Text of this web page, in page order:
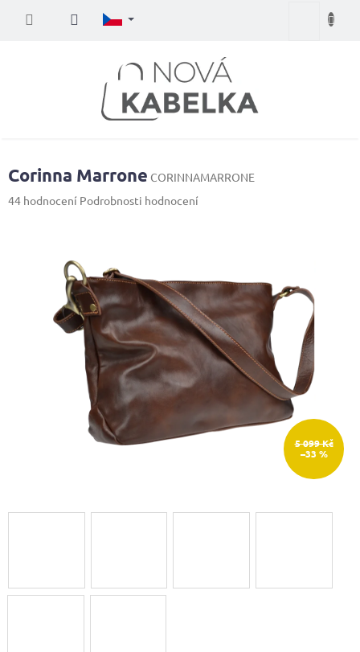
Nákupní
Corinna Marrone CORINNAMARRONE
Průměrné
hvězdiček.
44 hodnocení Podrobnosti hodnocení
5 099 Kč
–33 %